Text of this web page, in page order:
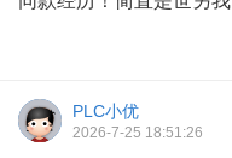
PLC小优
2026-7-25 18:51:26